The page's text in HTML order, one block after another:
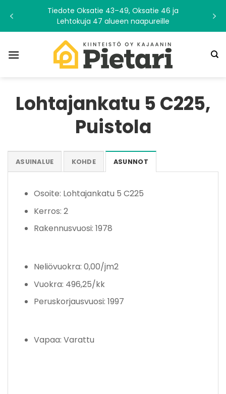
content
Tiedote Oksatie 43–49, Oksatie 46 ja
Lehtokuja 47 alueen naapureille
Lohtajankatu 5 C225,
Puistola
ASUINALUE KOHDE ASUNNOT
Osoite: Lohtajankatu 5 C225
Kerros: 2
Rakennusvuosi: 1978
Neliövuokra: 0,00/jm2
Vuokra: 496,25/kk
Peruskorjausvuosi: 1997
Vapaa: Varattu